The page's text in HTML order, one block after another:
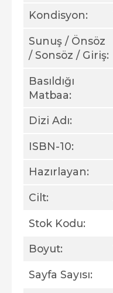
Kondisyon:
Sunuş / Önsöz
/ Sonsöz / Giriş:
Basıldığı
Matbaa:
Dizi Adı:
ISBN-10:
Hazırlayan:
Cilt:
Stok Kodu:
Boyut:
Sayfa Sayısı: